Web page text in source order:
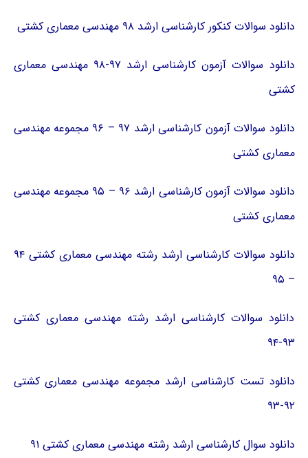
دانلود سوالات کنکور کارشناسی ارشد ۹۸ مهندسی معماری کشتی
دانلود سوالات آزمون کارشناسی ارشد ۹۷-۹۸ مهندسی معماری
کشتی
دانلود سوالات آزمون کارشناسی ارشد ۹۷ – ۹۶ مجموعه مهندسی
معماری کشتی
دانلود سوالات آزمون کارشناسی ارشد ۹۶ – ۹۵ مجموعه مهندسی
معماری کشتی
دانلود سوالات کارشناسی ارشد رشته مهندسی معماری کشتی ۹۴
– ۹۵
دانلود سوالات کارشناسی ارشد رشته مهندسی معماری کشتی
۹۳-۹۴
دانلود تست کارشناسی ارشد مجموعه مهندسی معماری کشتی
۹۲-۹۳
دانلود سوال کارشناسی ارشد رشته مهندسی معماری کشتی ۹۱